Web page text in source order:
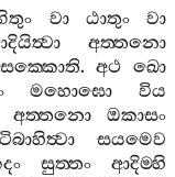
වා ඨාතුං
වා
අත‍්තනො
සක‍්කොති.අථ ඛො
මහොඝො
විය
අත‍්තනො
ඔකාසං
සයමෙව
සුත‍්තං
ආදිම‍්හි